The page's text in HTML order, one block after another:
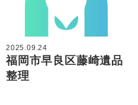
2025.09.24
福岡市早良区藤崎遺品
整理